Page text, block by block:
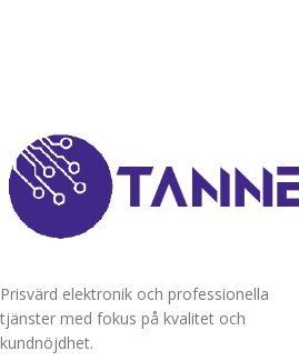
Prisvärd elektronik och professionella
tjänster med fokus på kvalitet och
kundnöjdhet.